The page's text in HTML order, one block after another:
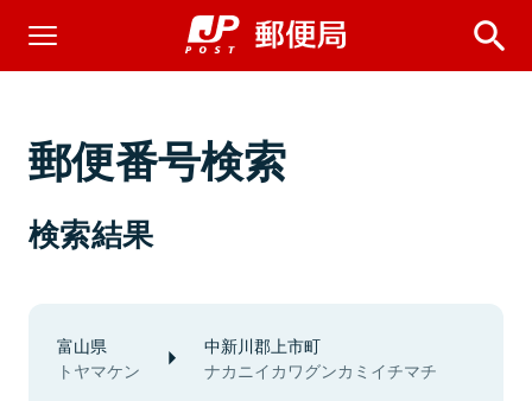
郵便番号検索
検索結果
富山県
トヤマケン
中新川郡上市町
ナカニイカワグンカミイチマチ